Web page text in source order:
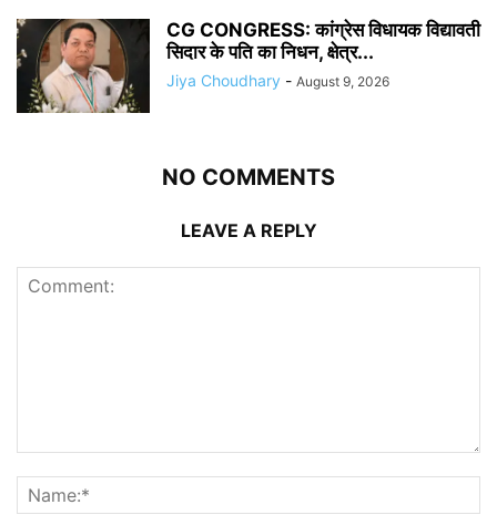
CG CONGRESS: कांग्रेस विधायक विद्यावती
सिदार के पति का निधन, क्षेत्र...
Jiya Choudhary - August 9, 2026
NO COMMENTS
LEAVE A REPLY